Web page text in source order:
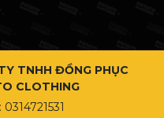
TNHH ĐỒNG PHỤC
CLOTHING
0314721531